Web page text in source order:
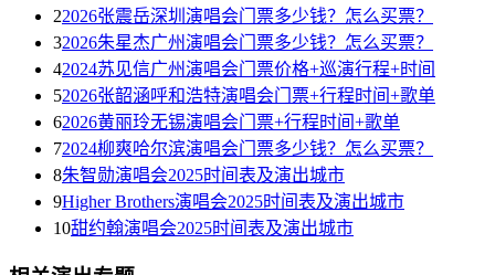
22026张震岳深圳演唱会门票多少钱？怎么买票？
32026朱星杰广州演唱会门票多少钱？怎么买票？
42024苏见信广州演唱会门票价格+巡演行程+时间
52026张韶涵呼和浩特演唱会门票+行程时间+歌单
62026黄丽玲无锡演唱会门票+行程时间+歌单
72024柳爽哈尔滨演唱会门票多少钱？怎么买票？
8朱智勋演唱会2025时间表及演出城市
9Higher Brothers演唱会2025时间表及演出城市
10甜约翰演唱会2025时间表及演出城市